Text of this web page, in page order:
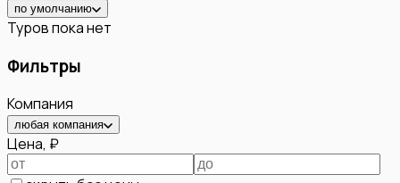
по умолчанию
Туров пока нет
Фильтры
Компания
любая компания
Цена, ₽